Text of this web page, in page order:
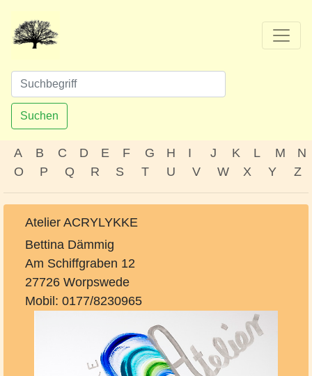
Suchen
A B C D E F G H I J K L M
N
O
P Q R S T U V W X Y Z
Atelier ACRYLYKKE
Bettina Dämmig
Am Schiffgraben 12
27726 Worpswede
Mobil: 0177/8230965